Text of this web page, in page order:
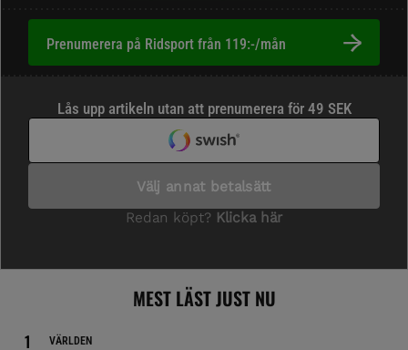
Prenumerera på Ridsport från 119:-/mån
MEST LÄST JUST NU
VÄRLDEN